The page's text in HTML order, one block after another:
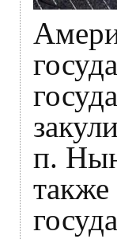
п.
также